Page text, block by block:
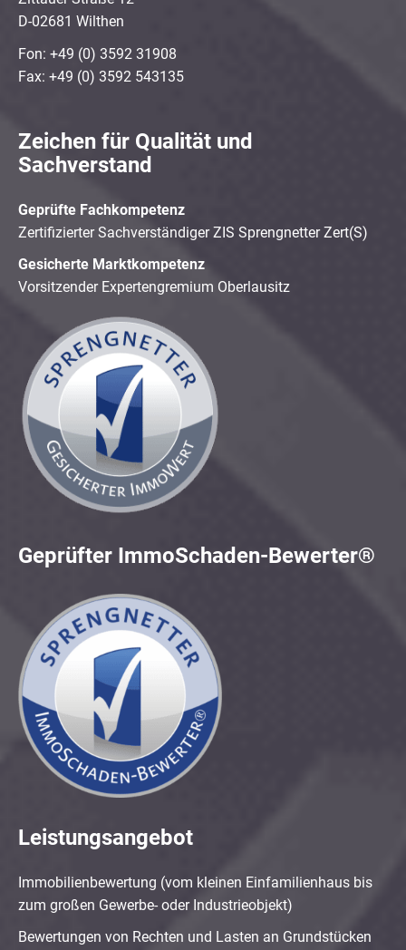
D-02681 Wilthen
Fon: +49 (0) 3592 31908
Fax: +49 (0) 3592 543135
Zeichen für Qualität und
Sachverstand
Geprüfte Fachkompetenz
Zertifizierter Sachverständiger ZIS Sprengnetter Zert(S)
Gesicherte Marktkompetenz
Vorsitzender Expertengremium Oberlausitz
Geprüfter ImmoSchaden-Bewerter®
Leistungsangebot
Immobilienbewertung (vom kleinen Einfamilienhaus bis
zum großen Gewerbe- oder Industrieobjekt)
Bewertungen von Rechten und Lasten an Grundstücken